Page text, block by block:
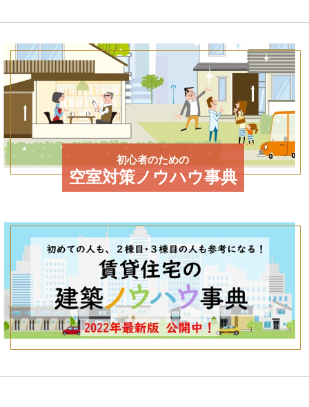
初心者のための
空室対策ノウハウ事典